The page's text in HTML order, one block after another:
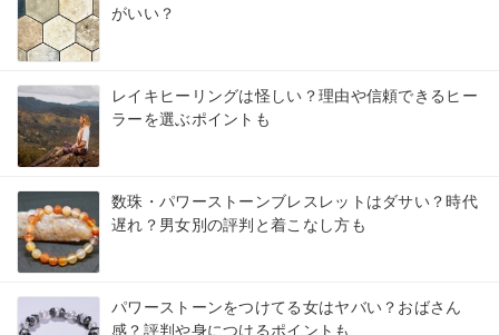
がいい？
レイキヒーリングは怪しい？理由や信頼できるヒー
ラーを選ぶポイントも
数珠・パワーストーンブレスレットはダサい？時代
遅れ？男女別の評判と着こなし方も
パワーストーンをつけてる女はヤバい？おばさん
感？評判や身につけるポイントも